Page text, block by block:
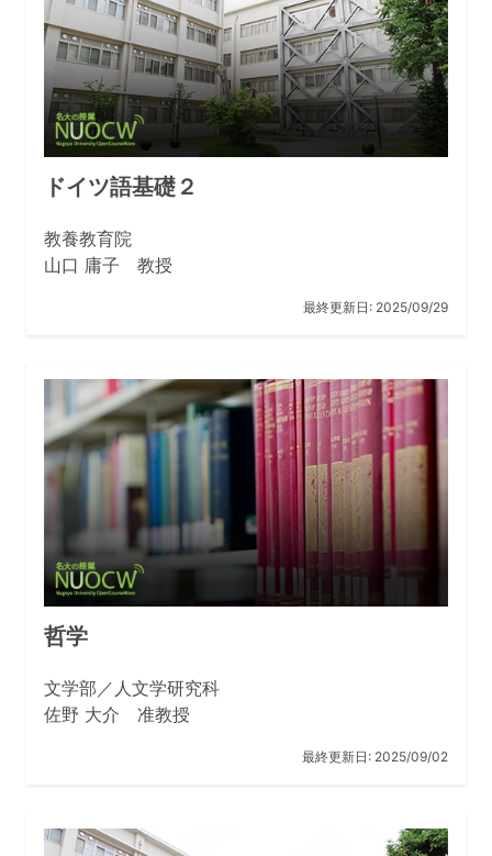
ドイツ語基礎２
教養教育院
山口 庸子 教授
最終更新日: 2025/09/29
哲学
文学部／人文学研究科
佐野 大介 准教授
最終更新日: 2025/09/02